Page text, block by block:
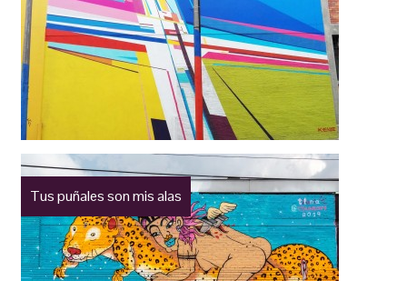
Tus puñales son mis alas